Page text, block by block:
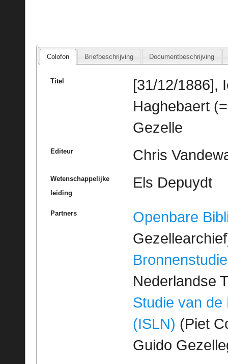
Colofon Briefbeschrijving Documentbeschrijving
Titel
[31/12/1886],
Haghebaert
Gezelle
Editeur Chris
Wetenschappelijke
leiding
Els Depuydt
Partners
Openbare
Bronnenstudie
Nederlandse
Studie van de
(ISLN) (Piet
Guido